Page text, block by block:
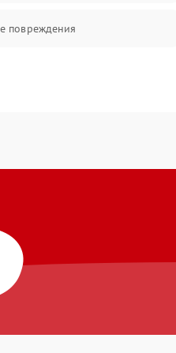
повреждения